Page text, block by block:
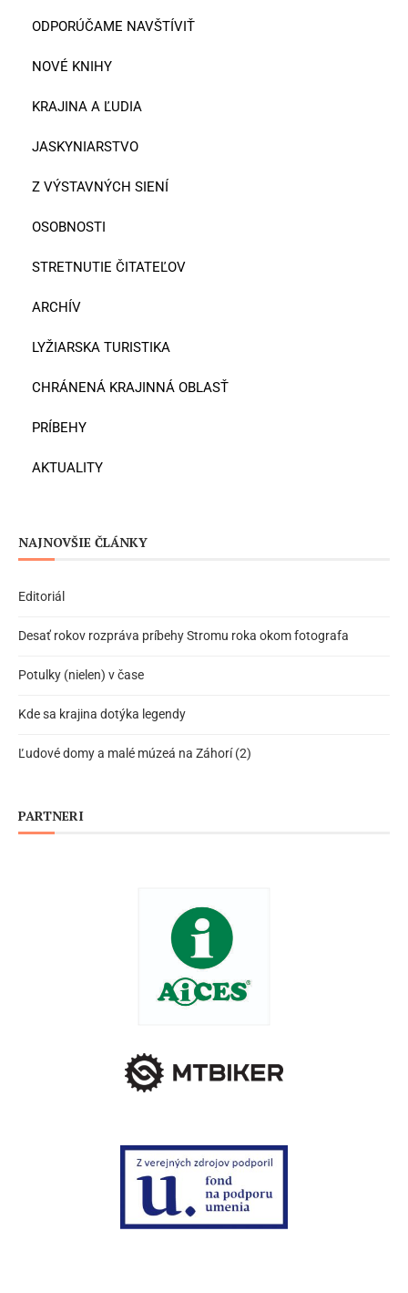
ODPORÚČAME NAVŠTÍVIŤ
NOVÉ KNIHY
KRAJINA A ĽUDIA
JASKYNIARSTVO
Z VÝSTAVNÝCH SIENÍ
OSOBNOSTI
STRETNUTIE ČITATEĽOV
ARCHÍV
LYŽIARSKA TURISTIKA
CHRÁNENÁ KRAJINNÁ OBLASŤ
PRÍBEHY
AKTUALITY
NAJNOVŠIE ČLÁNKY
Editoriál
Desať rokov rozpráva príbehy Stromu roka okom fotografa
Potulky (nielen) v čase
Kde sa krajina dotýka legendy
Ľudové domy a malé múzeá na Záhorí (2)
PARTNERI